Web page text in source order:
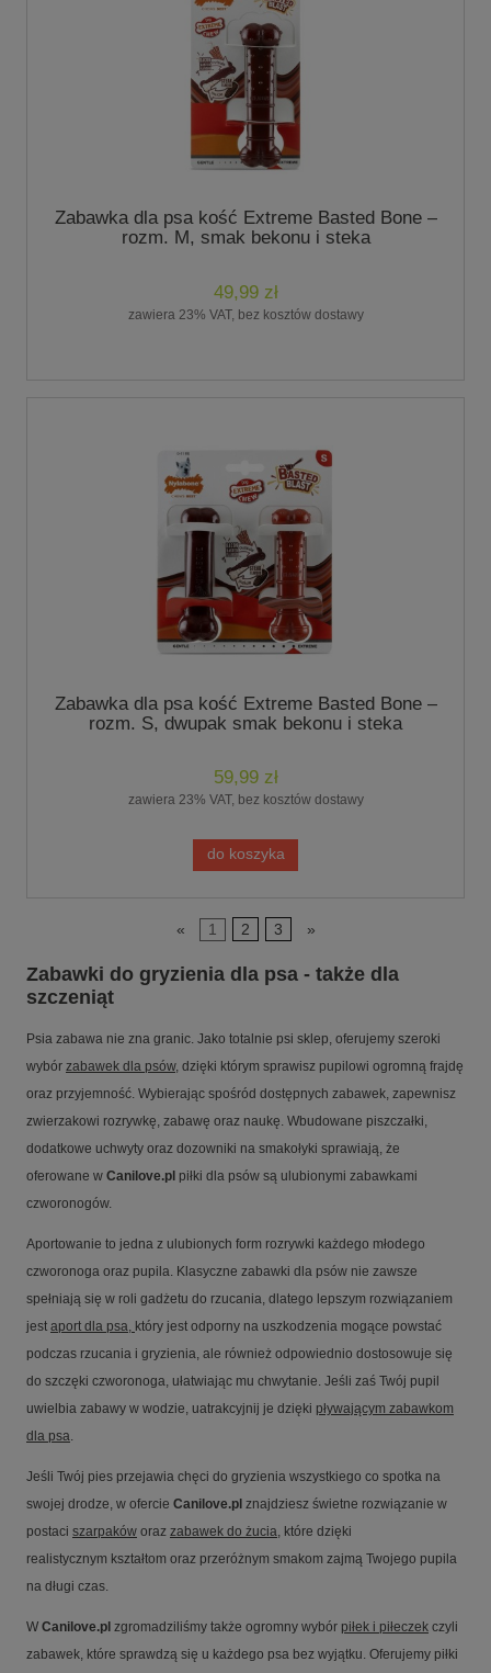
Zabawka dla psa kość Extreme Basted Bone –
rozm. M, smak bekonu i steka
49,99 zł
zawiera 23% VAT, bez kosztów dostawy
Zabawka dla psa kość Extreme Basted Bone –
rozm. S, dwupak smak bekonu i steka
59,99 zł
zawiera 23% VAT, bez kosztów dostawy
do koszyka
« 1 2 3 »
Zabawki do gryzienia dla psa - także dla
szczeniąt
Psia zabawa nie zna granic. Jako totalnie psi sklep, oferujemy szeroki
wybór zabawek dla psów, dzięki którym sprawisz pupilowi ogromną frajdę
oraz przyjemność. Wybierając spośród dostępnych zabawek, zapewnisz
zwierzakowi rozrywkę, zabawę oraz naukę. Wbudowane piszczałki,
dodatkowe uchwyty oraz dozowniki na smakołyki sprawiają, że
oferowane w Canilove.pl piłki dla psów są ulubionymi zabawkami
czworonogów.
Aportowanie to jedna z ulubionych form rozrywki każdego młodego
czworonoga oraz pupila. Klasyczne zabawki dla psów nie zawsze
spełniają się w roli gadżetu do rzucania, dlatego lepszym rozwiązaniem
jest aport dla psa, który jest odporny na uszkodzenia mogące powstać
podczas rzucania i gryzienia, ale również odpowiednio dostosowuje się
do szczęki czworonoga, ułatwiając mu chwytanie. Jeśli zaś Twój pupil
uwielbia zabawy w wodzie, uatrakcyjnij je dzięki pływającym zabawkom
dla psa.
Jeśli Twój pies przejawia chęci do gryzienia wszystkiego co spotka na
swojej drodze, w ofercie Canilove.pl znajdziesz świetne rozwiązanie w
postaci szarpaków oraz zabawek do żucia, które dzięki
realistycznym kształtom oraz przeróżnym smakom zajmą Twojego pupila
na długi czas.
W Canilove.pl zgromadziliśmy także ogromny wybór piłek i piłeczek czyli
zabawek, które sprawdzą się u każdego psa bez wyjątku. Oferujemy piłki